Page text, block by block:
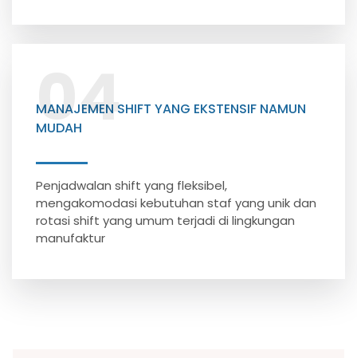
04
MANAJEMEN SHIFT YANG EKSTENSIF NAMUN
MUDAH
Penjadwalan shift yang fleksibel,
mengakomodasi kebutuhan staf yang unik dan
rotasi shift yang umum terjadi di lingkungan
manufaktur